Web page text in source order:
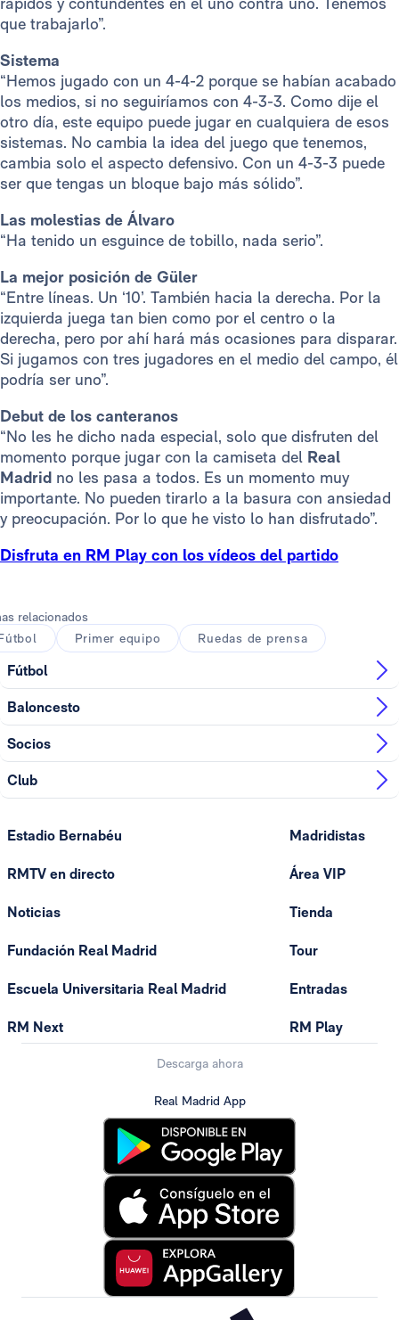
que trabajarlo”.
Sistema
“Hemos jugado con un 4-4-2 porque se habían acabado
los medios, si no seguiríamos con 4-3-3. Como dije el
otro día, este equipo puede jugar en cualquiera de esos
sistemas. No cambia la idea del juego que tenemos,
cambia solo el aspecto defensivo. Con un 4-3-3 puede
ser que tengas un bloque bajo más sólido”.
Las molestias de Álvaro
“Ha tenido un esguince de tobillo, nada serio”.
La mejor posición de Güler
“Entre líneas. Un ‘10’. También hacia la derecha. Por la
izquierda juega tan bien como por el centro o la
derecha, pero por ahí hará más ocasiones para disparar.
Si jugamos con tres jugadores en el medio del campo, él
podría ser uno”.
Debut de los canteranos
“No les he dicho nada especial, solo que disfruten del
momento porque jugar con la camiseta del Real
Madrid no les pasa a todos. Es un momento muy
importante. No pueden tirarlo a la basura con ansiedad
y preocupación. Por lo que he visto lo han disfrutado”.
Disfruta en RM Play con los vídeos del partido
relacionados
Primer equipo Ruedas de prensa
Fútbol
Baloncesto
Socios
Club
Estadio Bernabéu
RMTV en directo
Noticias
Fundación Real Madrid
Escuela Universitaria Real Madrid
RM Next
Madridistas
Área VIP
Tienda
Tour
Entradas
RM Play
Descarga ahora
Real Madrid App